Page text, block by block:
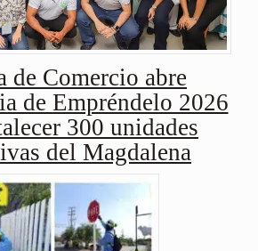
de Comercio abre
de Empréndelo 2026
300 unidades
del Magdalena